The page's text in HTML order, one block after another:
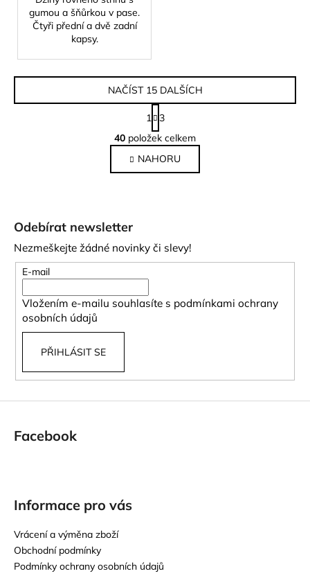
gumou a šňůrkou v pase.
Čtyři přední a dvě zadní
kapsy.
O
v
l
á
p
r
k
y
u
NAČÍST 15 DALŠÍCH
S
t
r
á
n
k
í
1
3
40 položek celkem
NAHORU
Odebírat newsletter
Nezmeškejte žádné novinky či slevy!
E-mail
Vložením e-mailu souhlasíte s podmínkami ochrany
osobních údajů
PŘIHLÁSIT SE
Facebook
Informace pro vás
Vrácení a výměna zboží
Obchodní podmínky
Podmínky ochrany osobních údajů